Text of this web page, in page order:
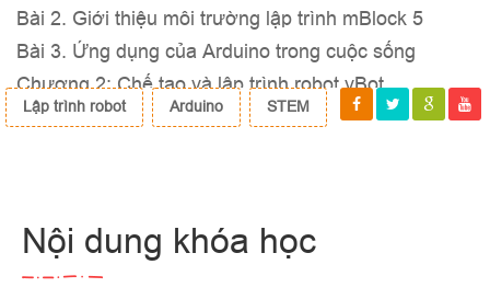
Bài 2. Giới thiệu môi trường lập trình mBlock 5
Bài 3. Ứng dụng của Arduino trong cuộc sống
Chương 2: Chế tạo và lập trình robot vBot
Bài 1. Giới thiệu và hướng dẫn thiết kế robot vBot
Bài 4. Lập trình robot phát nhạc Happy Birthday
Bài 5. Lập trình robot điều khiển đèn và còi bằng
Lập trình robot Arduino STEM
Nội dung khóa học